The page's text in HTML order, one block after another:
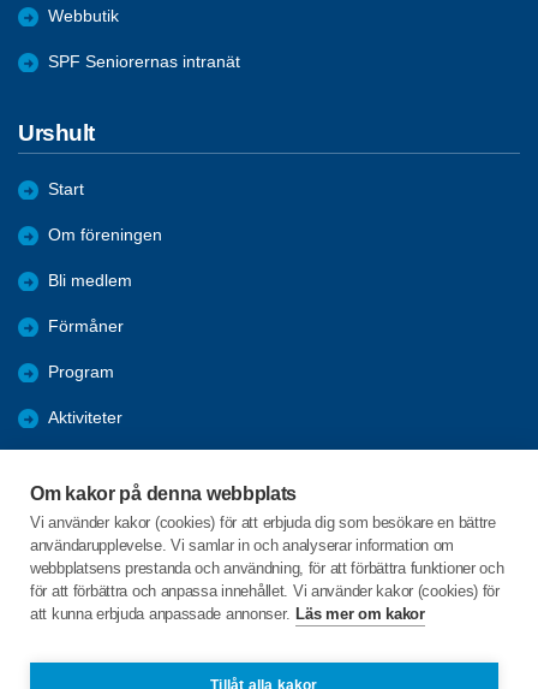
Om kakor på denna webbplats
Vi använder kakor (cookies) för att erbjuda dig som besökare en bättre
användarupplevelse. Vi samlar in och analyserar information om
webbplatsens prestanda och användning, för att förbättra funktioner och
för att förbättra och anpassa innehållet. Vi använder kakor (cookies) för
att kunna erbjuda anpassade annonser. Läs mer om kakor
Tillåt alla kakor
Webbutik
SPF Seniorernas intranät
Urshult
Start
Om föreningen
Bli medlem
Förmåner
Program
Aktiviteter
Årsmöte 2026
C/o:Anna Wiktorsson